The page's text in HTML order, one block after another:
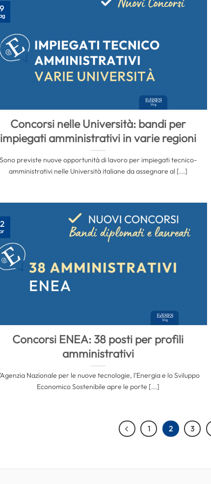
Concorsi nelle Università: bandi per
impiegati amministrativi in varie regioni
Sono previste nuove opportunità di lavoro per impiegati tecnico-
amministrativi nelle Università italiane da assegnare al [...]
Concorsi ENEA: 38 posti per profili
amministrativi
Nazionale per le nuove tecnologie, l’Energia e lo Sviluppo
Economico Sostenibile apre le porte [...]
1 2 3